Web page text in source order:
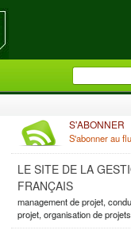
S'ABONNER
S'abonner au
LE SITE DE LA
FRANÇAIS
management de projet,
projet, organisation de